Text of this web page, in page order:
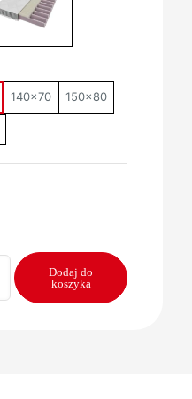
140x70 150x80
Dodaj do
koszyka